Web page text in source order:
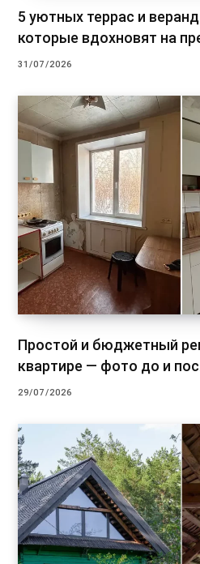
5 уютных террас и
которые вдохновят на
31/07/2026
Простой и бюджетный
квартире — фото до и
29/07/2026